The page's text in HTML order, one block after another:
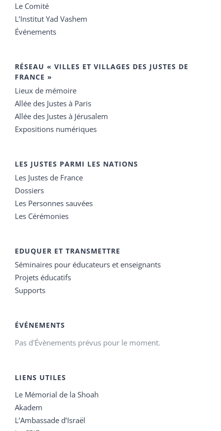
Le Comité
L’Institut Yad Vashem
Événements
RÉSEAU « VILLES ET VILLAGES DES JUSTES DE
FRANCE »
Lieux de mémoire
Allée des Justes à Paris
Allée des Justes à Jérusalem
Expositions numériques
LES JUSTES PARMI LES NATIONS
Les Justes de France
Dossiers
Les Personnes sauvées
Les Cérémonies
EDUQUER ET TRANSMETTRE
Séminaires pour éducateurs et enseignants
Projets éducatifs
Supports
ÉVÉNEMENTS
Pas d'Évènements prévus pour le moment.
LIENS UTILES
Le Mémorial de la Shoah
Akadem
L’Ambassade d’Israël